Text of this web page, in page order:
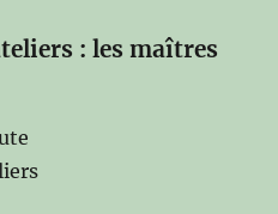
: les maîtres